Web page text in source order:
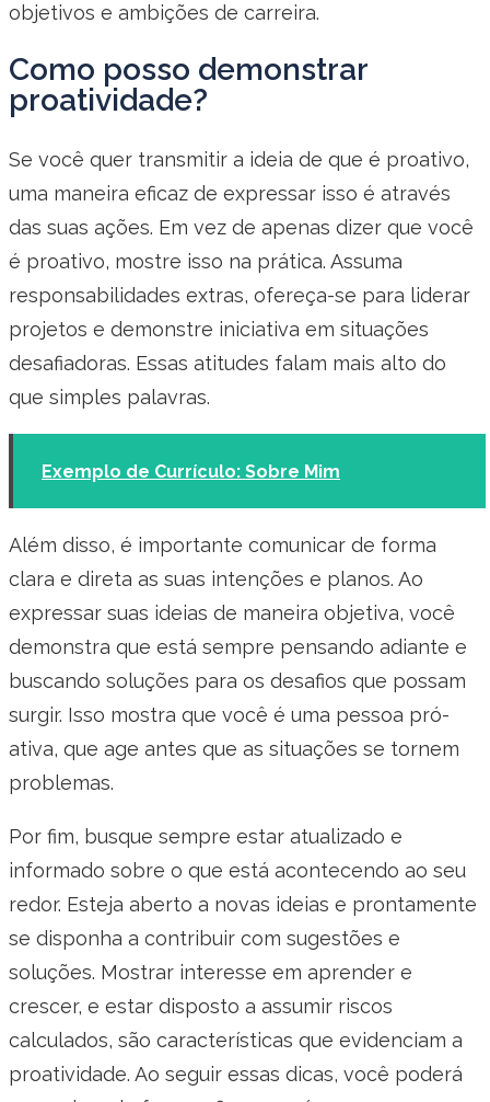
objetivos e ambições de carreira.
Como posso demonstrar
proatividade?
Se você quer transmitir a ideia de que é proativo,
uma maneira eficaz de expressar isso é através
das suas ações. Em vez de apenas dizer que você
é proativo, mostre isso na prática. Assuma
responsabilidades extras, ofereça-se para liderar
projetos e demonstre iniciativa em situações
desafiadoras. Essas atitudes falam mais alto do
que simples palavras.
Exemplo de Currículo: Sobre Mim
Além disso, é importante comunicar de forma
clara e direta as suas intenções e planos. Ao
expressar suas ideias de maneira objetiva, você
demonstra que está sempre pensando adiante e
buscando soluções para os desafios que possam
surgir. Isso mostra que você é uma pessoa pró-
ativa, que age antes que as situações se tornem
problemas.
Por fim, busque sempre estar atualizado e
informado sobre o que está acontecendo ao seu
redor. Esteja aberto a novas ideias e prontamente
se disponha a contribuir com sugestões e
soluções. Mostrar interesse em aprender e
crescer, e estar disposto a assumir riscos
calculados, são características que evidenciam a
proatividade. Ao seguir essas dicas, você poderá